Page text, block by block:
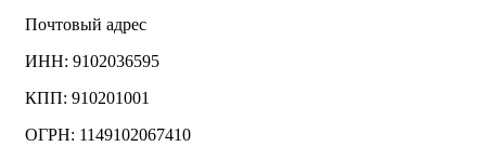
Почтовый адрес
ИНН: 9102036595
КПП: 910201001
ОГРН: 1149102067410